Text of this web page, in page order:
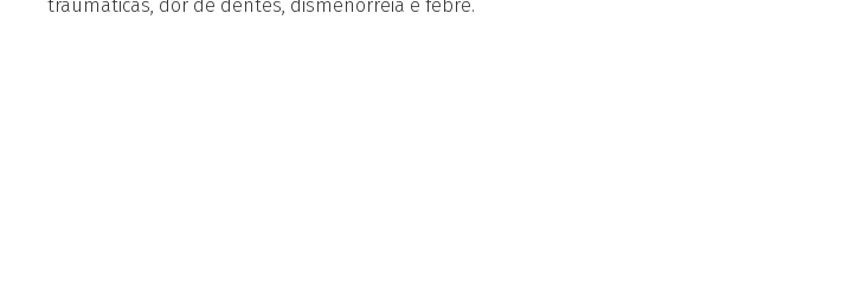
traumáticas, dor de dentes, dismenorreia e febre.